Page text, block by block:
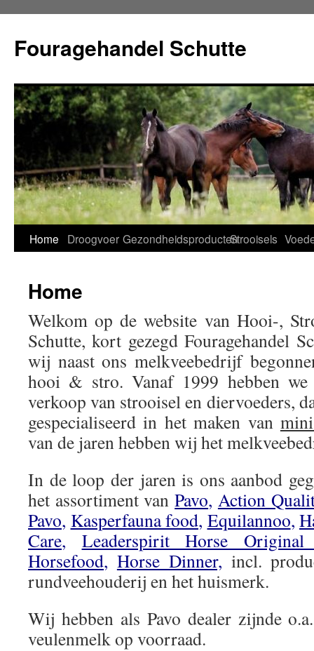
de
inhoud
Fouragehandel Schutte
Home Droogvoer GezondheidsproductenStrooisels
Home
Welkom op de website van Hooi-,
Schutte, kort gezegd Fouragehandel
wij naast ons melkveebedrijf
hooi & stro. Vanaf 1999 hebben
verkoop van strooisel en diervoeders,
gespecialiseerd in het maken van
van de jaren hebben wij het
In de loop der jaren is ons aanbod
het assortiment vanPavo, Action
Pavo, Kasperfauna food, Equilannoo,
Care, Leaderspirit Horse
Horsefood, Horse Dinner, incl.
rundveehouderij en het huismerk.
Wij hebben als Pavo dealer zijnde
veulenmelk op voorraad.